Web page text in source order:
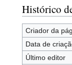
Histórico
Criador da
Data de
Último editor